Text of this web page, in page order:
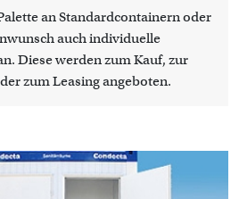
an Standardcontainern oder
auch individuelle
Diese werden zum Kauf, zur
zum Leasing angeboten.